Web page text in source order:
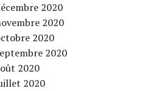
2020
2020
2020
2020
2020
2020